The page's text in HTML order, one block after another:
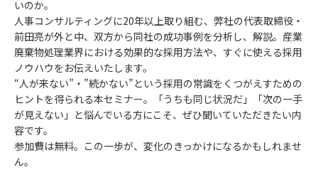
いのか。
人事コンサルティングに20年以上取り組む、弊社の代表取締役・
前田亮が外と中、双方から同社の成功事例を分析し、解説。産業
廃棄物処理業界における効果的な採用方法や、すぐに使える採用
ノウハウをお伝えいたします。
“人が来ない”・”続かない”という採用の常識をくつがえすための
ヒントを得られる本セミナー。「うちも同じ状況だ」「次の一手
が見えない」と悩んでいる方にこそ、ぜひ聞いていただきたい内
容です。
参加費は無料。この一歩が、変化のきっかけになるかもしれませ
ん。